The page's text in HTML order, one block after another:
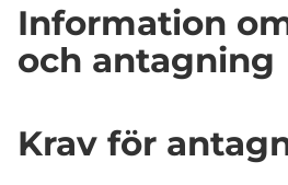
Information
och antagning
Krav för